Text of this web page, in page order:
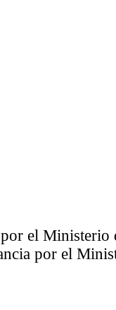
el
por el